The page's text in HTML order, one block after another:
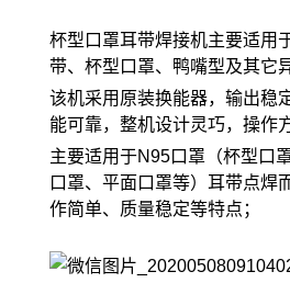
杯型口罩耳带焊接机主要适用
带、杯型口罩、鸭嘴型及其它
该机采用原装换能器，输出稳
能可靠，整机设计灵巧，操作
主要适用于N95口罩（杯型口
口罩、平面口罩等）耳带点焊
作简单、质量稳定等特点；